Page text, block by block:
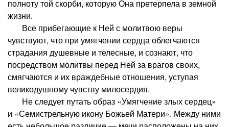
полноту той скорби, которую Она претерпела в земной
жизни.
Все прибегающие к Ней с молитвою веры
чувствуют, что при умягчении сердца облегчаются
страдания душевные и телесные, и сознают, что
посредством молитвы перед Ней за врагов своих,
смягчаются и их враждебные отношения, уступая
великодушному чувству милосердия.
Не следует путать образ «Умягчение злых сердец»
и «Семистрельную икону Божьей Матери». Между ними